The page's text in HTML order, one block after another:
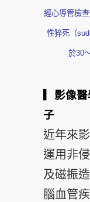
經心導管檢
性猝死（
於30
▎影像
子
近年來
運用非
及磁振
腦血管